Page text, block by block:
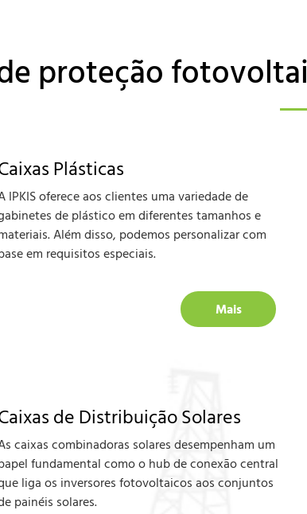
proteção
Plásticas
IPKIS oferece aos clientes uma variedade de
de plástico em diferentes tamanhos e
Além disso, podemos personalizar com
em requisitos especiais.
Mais
de Distribuição Solares
caixas combinadoras solares desempenham um
fundamental como o hub de conexão central
liga os inversores fotovoltaicos aos conjuntos
painéis solares.